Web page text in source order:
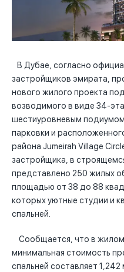
В Дубае, согласно
застройщиков эмирата,
нового жилого проекта
возводимого в виде 34-
шестиуровневым
парковки и
района Jumeirah Village
застройщика, в
представлено 250 жилых
площадью от 38 до 88
которых уютные студии и
спальней.
Сообщается, что в жилом
минимальная стоимость
спальней составляет